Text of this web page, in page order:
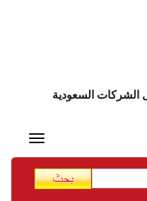
الشركات السعودية
Toggle